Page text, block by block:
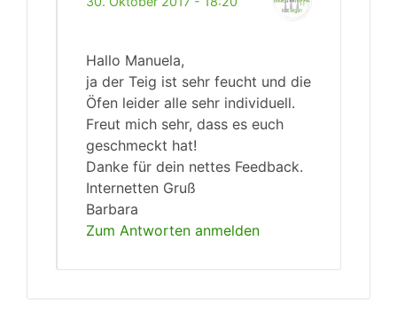
Hallo Manuela,
ja der Teig ist sehr feucht und die
Öfen leider alle sehr individuell.
Freut mich sehr, dass es euch
geschmeckt hat!
Danke für dein nettes Feedback.
Internetten Gruß
Barbara
Zum Antworten anmelden